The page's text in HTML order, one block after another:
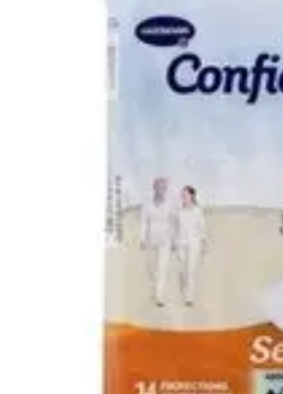
Passion du Padel
Culture et PratiqueInspiration
Développement Personnel